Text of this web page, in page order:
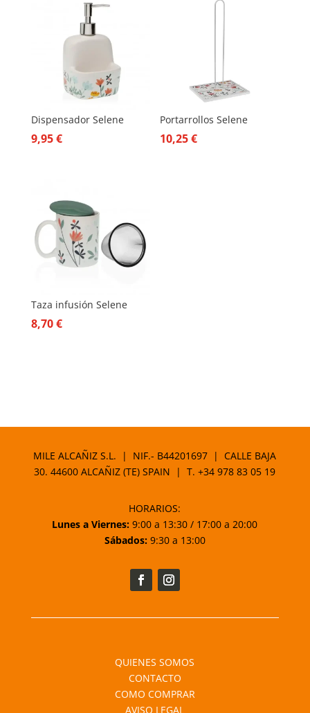
Dispensador Selene
9,95€
Portarrollos Selene
10,25€
Taza infusión Selene
8,70€
MILE ALCAÑIZ S.L. | NIF.- B44201697 | CALLE BAJA
30. 44600 ALCAÑIZ (TE) SPAIN | T.+34 978 83 05 19
HORARIOS:
Lunes a Viernes: 9:00 a 13:30 / 17:00 a 20:00
Sábados:9:30 a 13:00
QUIENES SOMOS
CONTACTO
COMO COMPRAR
AVISO LEGAL